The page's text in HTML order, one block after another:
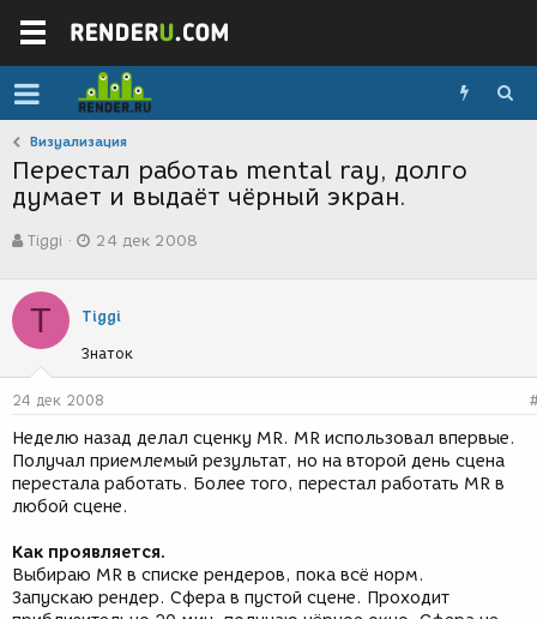
Визуализация
Перестал работаь mental ray, долго
думает и выдаёт чёрный экран.
в
о
р
е
м
ы
Tiggi
а
с
з
д
а
и
я
24 дек 2008
T Tiggi
Знаток
24 дек 2008
Неделю назад делал сценку MR. MR использовал впервые.
Получал приемлемый результат, но на второй день сцена
перестала работать. Более того, перестал работать MR в
любой сцене.
Как проявляется.
Выбираю MR в списке рендеров, пока всё норм.
Запускаю рендер. Сфера в пустой сцене. Проходит